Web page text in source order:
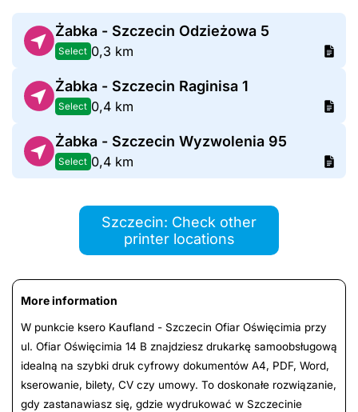
Żabka - Szczecin Odzieżowa 5
Select 0,3 km
Żabka - Szczecin Raginisa 1
Select 0,4 km
Żabka - Szczecin Wyzwolenia 95
Select 0,4 km
Szczecin: Check other
printer locations
More information
W punkcie ksero Kaufland - Szczecin Ofiar Oświęcimia przy
ul. Ofiar Oświęcimia 14 B znajdziesz drukarkę samoobsługową
idealną na szybki druk cyfrowy dokumentów A4, PDF, Word,
kserowanie, bilety, CV czy umowy. To doskonałe rozwiązanie,
gdy zastanawiasz się, gdzie wydrukować w Szczecinie